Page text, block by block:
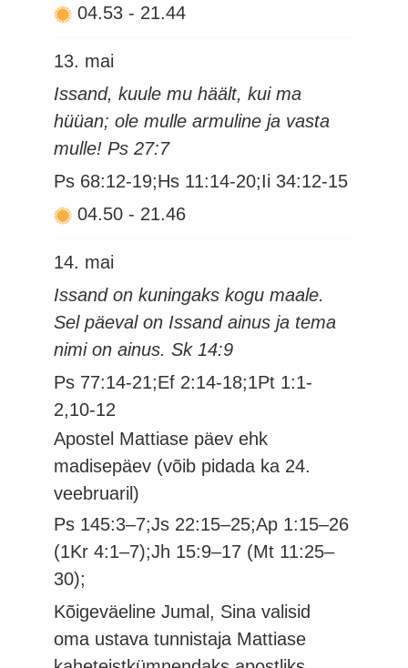
04.53 - 21.44
13. mai
Issand, kuule mu häält, kui ma
hüüan; ole mulle armuline ja vasta
mulle! Ps 27:7
Ps 68:12-19;Hs 11:14-20;Ii 34:12-15
04.50 - 21.46
14. mai
Issand on kuningaks kogu maale.
Sel päeval on Issand ainus ja tema
nimi on ainus. Sk 14:9
Ps 77:14-21;Ef 2:14-18;1Pt 1:1-
2,10-12
Apostel Mattiase päev ehk
madisepäev (võib pidada ka 24.
veebruaril)
Ps 145:3–7;Js 22:15–25;Ap 1:15–26
(1Kr 4:1–7);Jh 15:9–17 (Mt 11:25–
30);
Kõigeväeline Jumal, Sina valisid
oma ustava tunnistaja Mattiase